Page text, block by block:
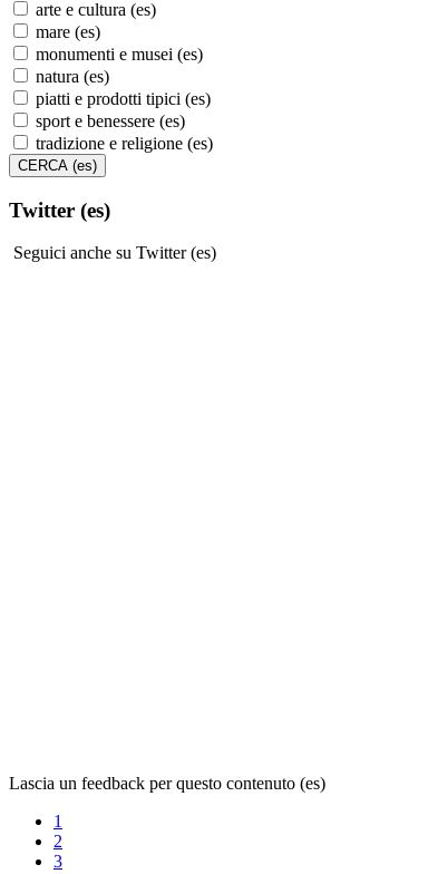
arte e cultura (es)
mare (es)
monumenti e musei (es)
natura (es)
piatti e prodotti tipici (es)
sport e benessere (es)
tradizione e religione (es)
Twitter (es)
Seguici anche su Twitter (es)
Lascia un feedback per questo contenuto (es)
1
2
3